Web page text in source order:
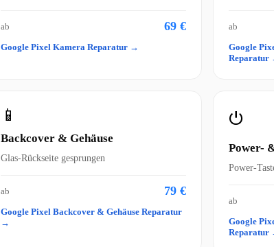
ab 69 €
Google Pixel Kamera Reparatur →
ab
Google
Reparatur
📱
Backcover & Gehäuse
Glas-Rückseite gesprungen
ab 79 €
Google Pixel Backcover & Gehäuse Reparatur
→
⏻
Power-
Power-
ab
Google
Reparatur